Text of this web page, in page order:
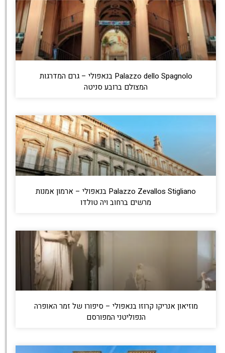
Palazzo dello Spagnolo בנאפולי – גרם המדרגות
המצולם ברובע סניטה
Palazzo Zevallos Stigliano בנאפולי – ארמון אמנות
מרשים ברחוב ויה טולדו
מוזיאון אנריקו קרוזו בנאפולי – סיפורו של זמר האופרה
הנפוליטני המפורסם